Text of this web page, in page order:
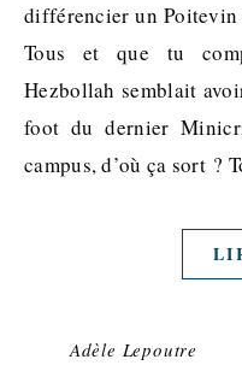
différencier un
Tous et que tu
Hezbollah semblait
foot du dernier
campus, d’où ça sort ?
Adèle Lepoutre